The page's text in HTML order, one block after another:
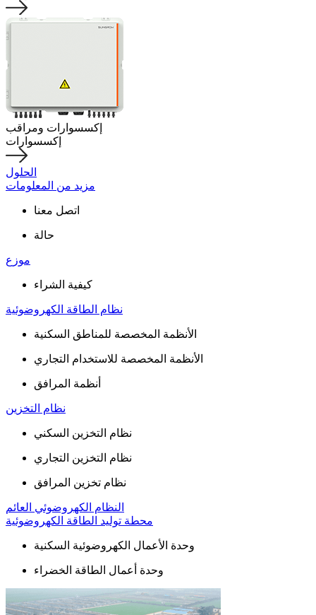
إكسسوارات ومراقب
إكسسوارات
الحلول
مزيد من المعلومات
اتصل معنا
حالة
موزع
كيفية الشراء
نظام الطاقة الكهروضوئية
الأنظمة المخصصة للمناطق السكنية
الأنظمة المخصصة للاستخدام التجاري
أنظمة المرافق
نظام التخزين
نظام التخزين السكني
نظام التخزين التجاري
نظام تخزين المرافق
النظام الكهروضوئي العائم
محطة توليد الطاقة الكهروضوئية
وحدة الأعمال الكهروضوئية السكنية
وحدة أعمال الطاقة الخضراء